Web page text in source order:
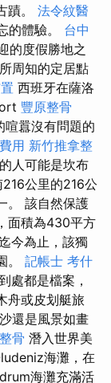
蹟。 法令紋醫
的體驗。 台中
的度假勝地之
周知的定居點
西班牙在薩洛
豐原整骨
喧囂沒有問題的
用 新竹推拿整
人可能是坎布
公里的216公
。 該自然保護
面積為430平方
今為止，該獨
。 記帳士 考什
處都是檔案，
舟或皮划艇旅
還是風景如畫
骨 潛入世界美
海灘，在
海灘充滿活